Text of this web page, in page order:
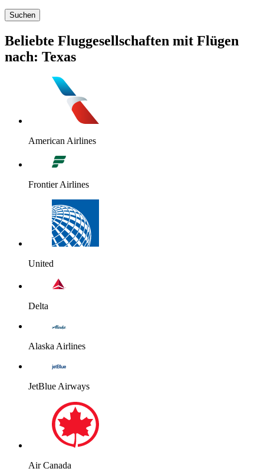
Suchen
Beliebte Fluggesellschaften mit Flügen
nach: Texas
American Airlines
Frontier Airlines
United
Delta
Alaska Airlines
JetBlue Airways
Air Canada